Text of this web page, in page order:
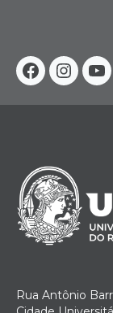
Facebook
Rua Antônio